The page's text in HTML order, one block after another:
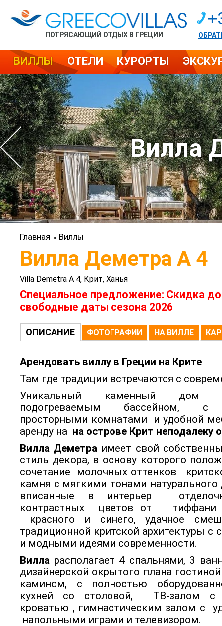
ПОТРЯСАЮЩИЙ ОТДЫХ В ГРЕЦИИ
ВИЛЛЫ ОТЕЛИ КУРОРТЫ
Вилла
Главная » Виллы
Вилла Деметра А 4
Villa Demetra А 4, Крит, Ханья
Специальное предложение: Скидка до
свободные даты сезона 2026
ОПИСАНИЕ ФОТОГРАФИИ НА ВИЛЛЕ
Арендовать виллу в Греции на Крите
Там где традиции встречаются с
Уникальный каменный дом
подогреваемым бассейном, с
просторными комнатами и удобной
аренду на на острове Крит неподалеку
Вилла Деметра имеет свой
стиль декора, в основу которого
сочетание молочных оттенков
камня с мягкими тонами натурального
вписанные в интерьер
контрастных цветов от тиффани
красного и синего, удачное
традиционной критской архитектуры
и модными идеями современности.
Вилла располагает 4 спальнями, 3
дизайнерской окрытого плана
камином, с полностью
кухней со столовой, ТВ-залом с
кроватью , гимнастическим залом с
напольными играми и телевизором.